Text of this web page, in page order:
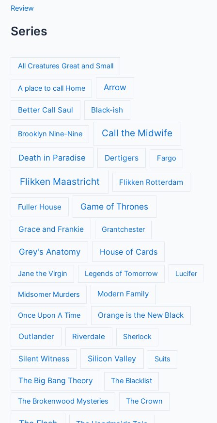
Review
Series
All Creatures Great and Small
A place to call Home Arrow
Better Call Saul Black-ish
Brooklyn Nine-Nine Call the Midwife
Death in Paradise Dertigers Fargo
Flikken Maastricht Flikken Rotterdam
Fuller House Game of Thrones
Grace and Frankie Grantchester
Grey's Anatomy House of Cards
Jane the Virgin Legends of Tomorrow Lucifer
Midsomer Murders Modern Family
Once Upon A Time Orange is the New Black
Outlander Riverdale Sherlock
Silent Witness Silicon Valley Suits
The Big Bang Theory The Blacklist
The Brokenwood Mysteries The Crown